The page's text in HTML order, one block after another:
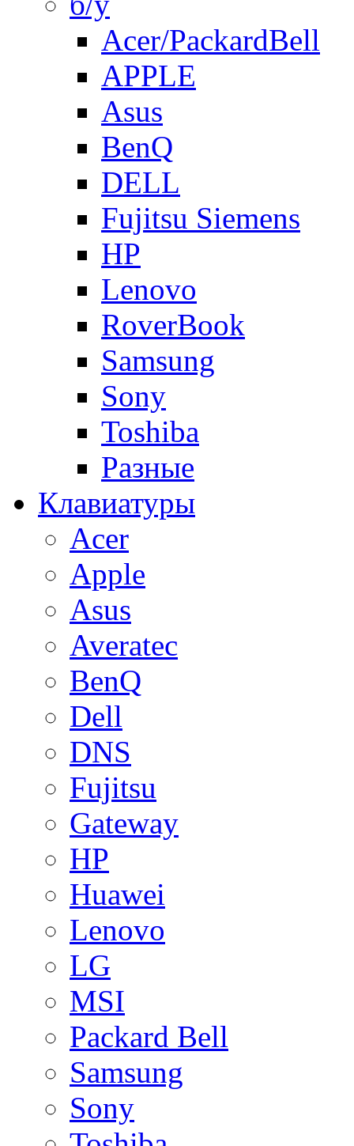
Acer/PackardBell
APPLE
Asus
BenQ
DELL
Fujitsu Siemens
HP
Lenovo
RoverBook
Samsung
Sony
Toshiba
Разные
Клавиатуры
Acer
Apple
Asus
Averatec
BenQ
Dell
DNS
Fujitsu
Gateway
HP
Huawei
Lenovo
LG
MSI
Packard Bell
Samsung
Sony